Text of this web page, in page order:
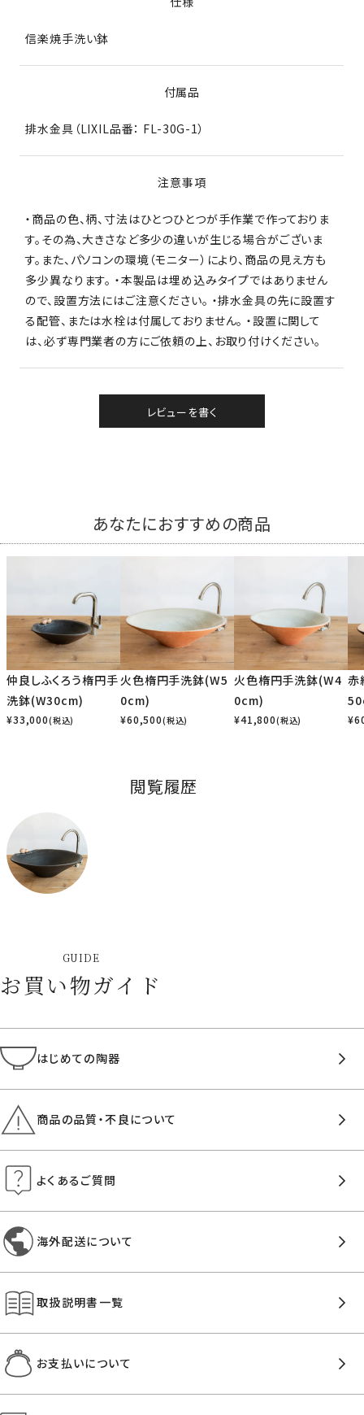
信楽焼手洗い鉢
付属品
排水金具（LIXIL品番： FL-30G-1）
注意事項
・商品の色、柄、寸法はひとつひとつが手作業で作っておりま
す。その為、大きさなど多少の違いが生じる場合がございま
す。また、パソコンの環境（モニター）により、商品の見え方も
多少異なります。 ・本製品は埋め込みタイプではありません
ので、設置方法にはご注意ください。 ・排水金具の先に設置す
る配管、または水栓は付属しておりません。 ・設置に関して
は、必ず専門業者の方にご依頼の上、お取り付けください。
レビューを書く
あなたにおすすめの商品
仲良しふくろう楕円手
洗鉢(W30cm)
¥33,000(税込)
火色楕円手洗鉢(W5
0cm)
¥60,500(税込)
火色楕円手洗鉢(W4
0cm)
¥41,800(税込)
赤
¥
閲覧履歴
GUIDE
お買い物ガイド
はじめての陶器
商品の品質・不良について
よくあるご質問
海外配送について
取扱説明書一覧
お支払いについて